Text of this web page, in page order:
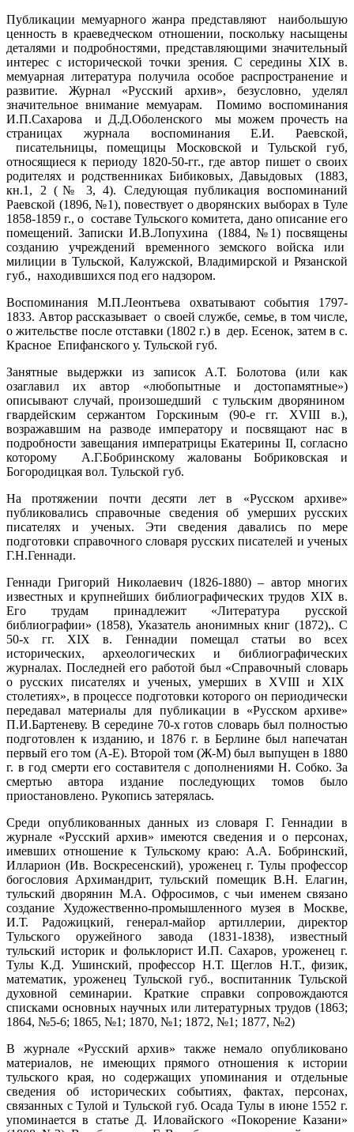
Публикации мемуарного жанра представляют наибольшую
ценность в краеведческом отношении, поскольку насыщены
деталями и подробностями, представляющими значительный
интерес с исторической точки зрения. С середины XIX в.
мемуарная литература получила особое распространение и
развитие. Журнал «Русский архив», безусловно, уделял
значительное внимание мемуарам. Помимо воспоминания
И.П.Сахарова и Д.Д.Оболенского мы можем прочесть на
страницах журнала воспоминания Е.И. Раевской,
писательницы, помещицы Московской и Тульской губ,
относящиеся к периоду 1820-50-гг., где автор пишет о своих
родителях и родственниках Бибиковых, Давыдовых (1883,
кн.1, 2 (№ 3, 4). Следующая публикация воспоминаний
Раевской (1896, №1), повествует о дворянских выборах в Туле
1858-1859 г., о составе Тульского комитета, дано описание его
помещений. Записки И.В.Лопухина (1884, №1) посвящены
созданию учреждений временного земского войска или
милиции в Тульской, Калужской, Владимирской и Рязанской
губ., находившихся под его надзором.
Воспоминания М.П.Леонтьева охватывают события 1797-
1833. Автор рассказывает о своей службе, семье, в том числе,
о жительстве после отставки (1802 г.) в дер. Есенок, затем в с.
Красное Епифанского у. Тульской губ.
Занятные выдержки из записок А.Т. Болотова (или как
озаглавил их автор «любопытные и достопамятные»)
описывают случай, произошедший с тульским дворянином
гвардейским сержантом Горскиным (90-е гг. XVIII в.),
возражавшим на разводе императору и посвящают нас в
подробности завещания императрицы Екатерины II, согласно
которому А.Г.Бобринскому жалованы Бобриковская и
Богородицкая вол. Тульской губ.
На протяжении почти десяти лет в «Русском архиве»
публиковались справочные сведения об умерших русских
писателях и ученых. Эти сведения давались по мере
подготовки справочного словаря русских писателей и ученых
Г.Н.Геннади.
Геннади Григорий Николаевич (1826-1880) – автор многих
известных и крупнейших библиографических трудов XIX в.
Его трудам принадлежит «Литература русской
библиографии» (1858), Указатель анонимных книг (1872),. С
50-х гг. XIX в. Геннадии помещал статьи во всех
исторических, археологических и библиографических
журналах. Последней его работой был «Справочный словарь
о русских писателях и ученых, умерших в XVIII и XIX
столетиях», в процессе подготовки которого он периодически
передавал материалы для публикации в «Русском архиве»
П.И.Бартеневу. В середине 70-х готов словарь был полностью
подготовлен к изданию, и 1876 г. в Берлине был напечатан
первый его том (А-Е). Второй том (Ж-М) был выпущен в 1880
г. в год смерти его составителя с дополнениями Н. Собко. За
смертью автора издание последующих томов было
приостановлено. Рукопись затерялась.
Среди опубликованных данных из словаря Г. Геннадии в
журнале «Русский архив» имеются сведения и о персонах,
имевших отношение к Тульскому краю: А.А. Бобринский,
Илларион (Ив. Воскресенский), уроженец г. Тулы профессор
богословия Архимандрит, тульский помещик В.Н. Елагин,
тульский дворянин М.А. Офросимов, с чьи именем связано
создание Художественно-промышленного музея в Москве,
И.Т. Радожицкий, генерал-майор артиллерии, директор
Тульского оружейного завода (1831-1838), известный
тульский историк и фольклорист И.П. Сахаров, уроженец г.
Тулы К.Д. Ушинский, профессор Н.Т. Щеглов Н.Т., физик,
математик, уроженец Тульской губ., воспитанник Тульской
духовной семинарии. Краткие справки сопровождаются
списками основных научных или литературных трудов (1863;
1864, №5-6; 1865, №1; 1870, №1; 1872, №1; 1877, №2)
В журнале «Русский архив» также немало опубликовано
материалов, не имеющих прямого отношения к истории
тульского края, но содержащих упоминания и отдельные
сведения об исторических событиях, фактах, персонах,
связанных с Тулой и Тульской губ. Осада Тулы в июне 1552 г.
упоминается в статье Д. Иловайского «Покорение Казани»